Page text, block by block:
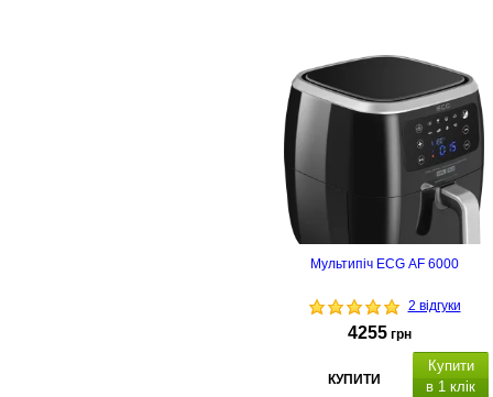
Мультипіч ECG AF 6000
2 відгуки
4255 грн
КУПИТИ
Купити
в 1 клік